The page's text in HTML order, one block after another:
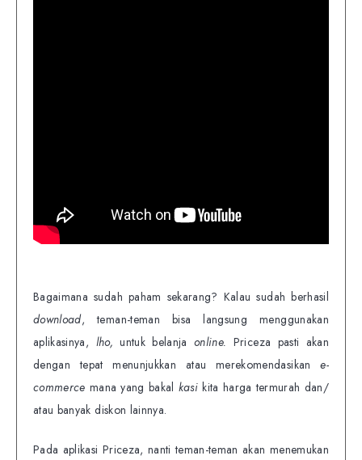
Bagaimana sudah paham sekarang? Kalau sudah berhasil
download, teman-teman bisa langsung menggunakan
aplikasinya, lho, untuk belanjaonline. Priceza pasti akan
dengan tepat menunjukkan atau merekomendasikane-
commerce mana yang bakal kasi kita harga termurah dan/
atau banyak diskon lainnya.
Pada aplikasi Priceza, nanti teman-teman akan menemukan